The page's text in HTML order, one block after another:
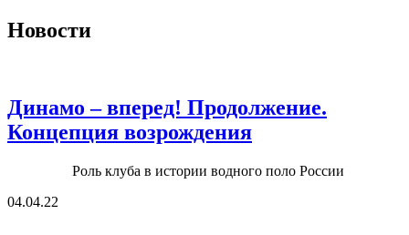
Новости
Динамо – вперед! Продолжение.
Концепция возрождения
Роль клуба в истории водного поло России
04.04.22